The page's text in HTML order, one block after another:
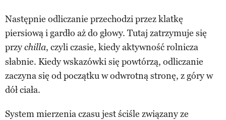
Następnie odliczanie przechodzi przez klatkę
piersiową i gardło aż do głowy. Tutaj zatrzymuje się
przychilla, czyli czasie, kiedy aktywność rolnicza
słabnie. Kiedy wskazówki się powtórzą, odliczanie
zaczyna się od początku w odwrotną stronę, z góry w
dół ciała.
System mierzenia czasu jest ściśle związany ze